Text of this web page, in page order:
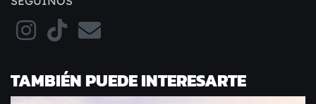
TAMBIÉN PUEDE INTERESARTE